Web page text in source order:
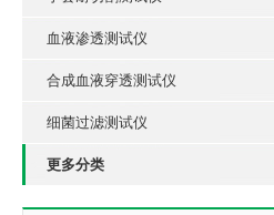
血液渗透测试仪
合成血液穿透测试仪
细菌过滤测试仪
更多分类